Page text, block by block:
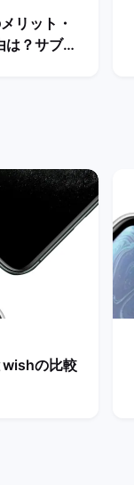
リット・
？サブス
の比較